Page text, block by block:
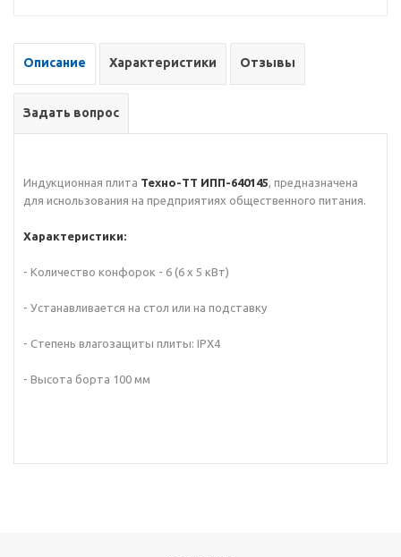
Описание Характеристики Отзывы
Задать вопрос
Индукционная плита Техно-ТТ ИПП-640145 , предназначена
для иснользования на предприятиях общественного питания.
Характеристики:
- Количество конфорок - 6 (6 х 5 кВт)
- Устанавливается на стол или на подставку
- Степень влагозащиты плиты: IPX4
- Высота борта 100 мм